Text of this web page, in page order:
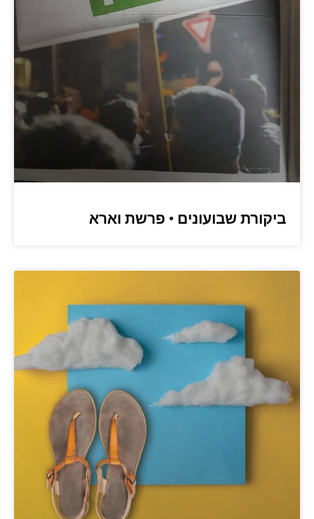
ביקורת שבועונים • פרשת וארא